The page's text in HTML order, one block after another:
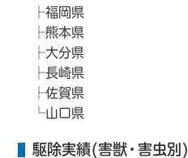
福岡県
熊本県
大分県
長崎県
佐賀県
山口県
駆除実績(害獣・害虫別)